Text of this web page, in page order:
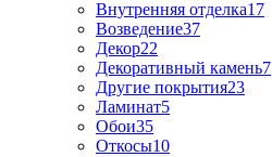
Внутренняя отделка17
Возведение37
Декор22
Декоративный камень7
Другие покрытия23
Ламинат5
Обои35
Откосы10